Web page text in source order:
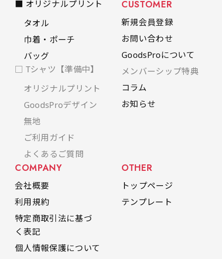
■ オリジナルプリント
タオル
巾着・ポーチ
バッグ
□ Tシャツ【準備中】
オリジナルプリント
GoodsProデザイン
無地
ご利用ガイド
よくあるご質問
CUSTOMER
新規会員登録
お問い合わせ
GoodsProについて
メンバーシップ特典
コラム
お知らせ
COMPANY
会社概要
利用規約
特定商取引法に基づ
く表記
個人情報保護について
OTHER
トップページ
テンプレート